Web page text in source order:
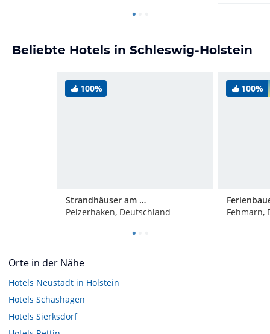
Beliebte Hotels in Schleswig-Holstein
100%
Strandhäuser am Leuchtturm
Pelzerhaken, Deutschland
100%
Fehmarn,
Orte in der Nähe
Hotels Neustadt in Holstein
Hotels Schashagen
Hotels Sierksdorf